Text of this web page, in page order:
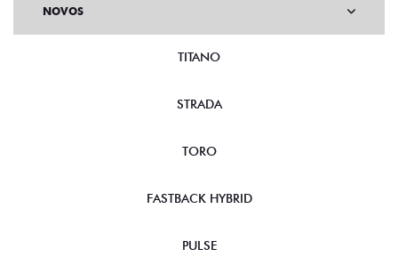
NOVOS
TITANO
STRADA
TORO
FASTBACK HYBRID
PULSE